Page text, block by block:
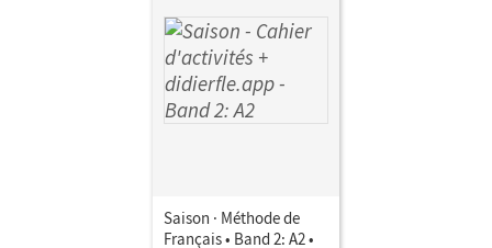
Saison · Méthode de
Français • Band 2: A2 •